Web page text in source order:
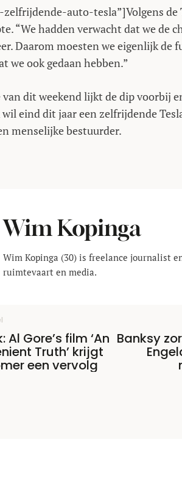
auto-tesla”]Volgens
“We hadden verwacht dat we de
Daarom moesten we eigenlijk de
we ook gedaan hebben.”
dit weekend lijkt de dip voorbij
eind dit jaar een zelfrijdende
menselijke bestuurder.
Wim Kopinga
Wim Kopinga (30) is freelance journalist
ruimtevaart en media.
Al Gore’s film ‘An
Truth’ krijgt
een vervolg
Banksy